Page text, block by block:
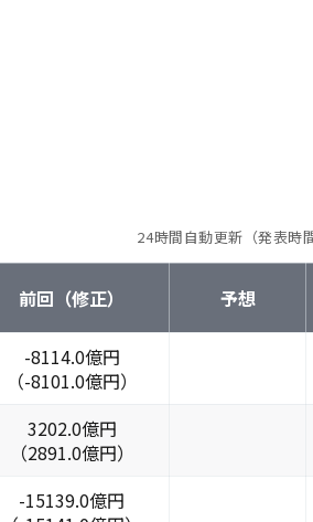
24時間自動更新（発表時
前回（修正） 予想
-8114.0億円
（-8101.0億円）
3202.0億円
（2891.0億円）
-15139.0億円